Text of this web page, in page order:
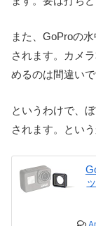
また、GoProの
されます。カメ
めるのは間違いで
というわけで、
されます。とい